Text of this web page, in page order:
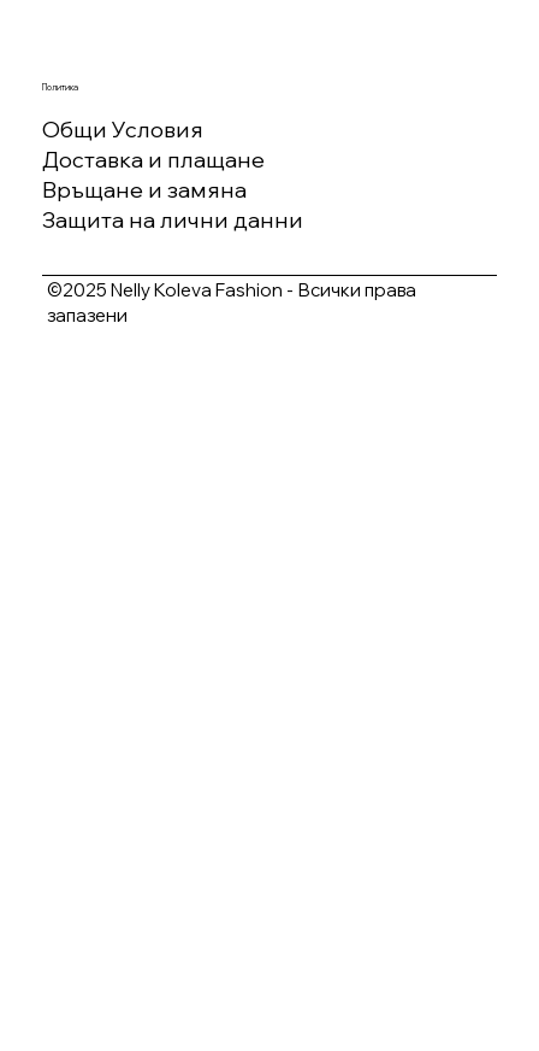
Политика
Общи Условия
Доставка и плащане
Връщане и замяна
Защита на лични данни
©2025 Nelly Koleva Fashion - Всички права
запазени